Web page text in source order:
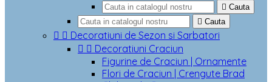
 Cauta
 Cauta
  Decoratiuni de Sezon si Sarbatori
  Decoratiuni Craciun
Figurine de Craciun | Ornamente
Flori de Craciun | Crengute Brad